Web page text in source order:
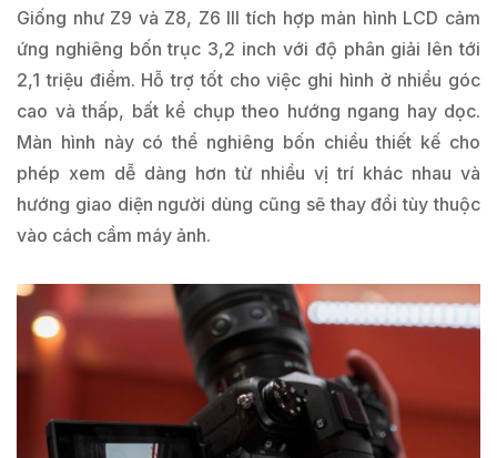
Giống như Z9 và Z8, Z6 III tích hợp màn hình LCD cảm
ứng nghiêng bốn trục 3,2 inch với độ phân giải lên tới
2,1 triệu điểm. Hỗ trợ tốt cho việc ghi hình ở nhiều góc
cao và thấp, bất kể chụp theo hướng ngang hay dọc.
Màn hình này có thể nghiêng bốn chiều thiết kế cho
phép xem dễ dàng hơn từ nhiều vị trí khác nhau và
hướng giao diện người dùng cũng sẽ thay đổi tùy thuộc
vào cách cầm máy ảnh.